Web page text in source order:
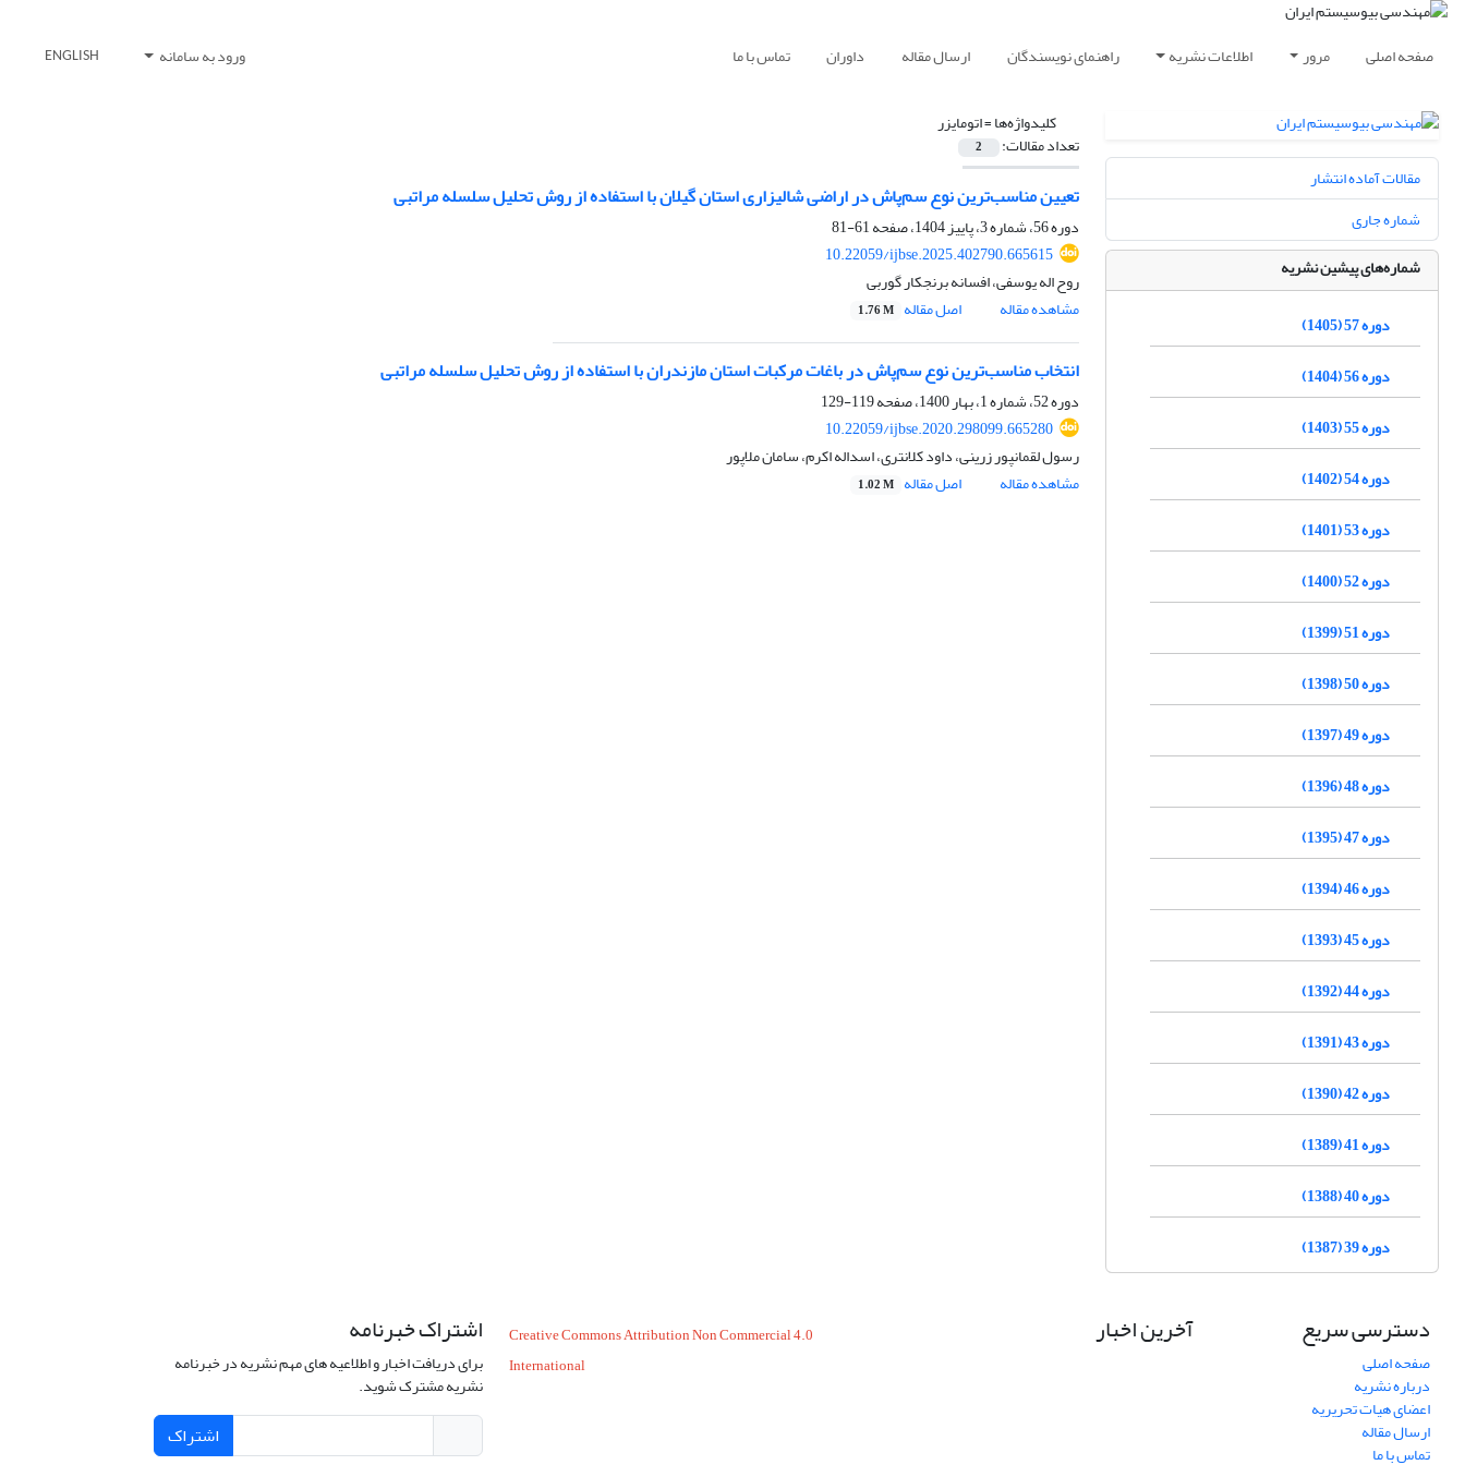
صفحه اصلی مرور اطلاعات نشریه راهنمای نویسندگان ارسال مقاله داوران تماس با ما ورود به سامانه ENGLISH
کلیدواژه‌ها =اتومایزر
تعداد مقالات: 2
تعیین مناسب‌ترین نوع سم‌پاش در اراضی شالیزاری استان گیلان با استفاده از روش تحلیل سلسله مراتبی
دوره 56، شماره 3، پاییز 1404، صفحه
61-81
10.22059/ijbse.2025.402790.665615
روح اله یوسفی، افسانه برنجکار گوربی
مشاهده مقاله
اصل مقاله 1.76 M
انتخاب مناسب‌ترین نوع سم‌پاش در باغات مرکبات استان مازندران با استفاده از روش تحلیل سلسله مراتبی
دوره 52، شماره 1، بهار 1400، صفحه
119-129
10.22059/ijbse.2020.298099.665280
رسول لقمانپور زرینی، داود کلانتری، اسداله اکرم، سامان ملاپور
مشاهده مقاله
اصل مقاله 1.02 M
مقالات آماده انتشار
شماره جاری
شماره‌های پیشین نشریه
دوره 57 (1405)
دوره 56 (1404)
دوره 55 (1403)
دوره 54 (1402)
دوره 53 (1401)
دوره 52 (1400)
دوره 51 (1399)
دوره 50 (1398)
دوره 49 (1397)
دوره 48 (1396)
دوره 47 (1395)
دوره 46 (1394)
دوره 45 (1393)
دوره 44 (1392)
دوره 43 (1391)
دوره 42 (1390)
دوره 41 (1389)
دوره 40 (1388)
دوره 39 (1387)
دسترسی سریع
صفحه اصلی
درباره نشریه
اعضای هیات تحریریه
ارسال مقاله
تماس با ما
آخرین اخبار
Creative Commons Attribution Non Commercial 4.0
International
اشتراک خبرنامه
برای دریافت اخبار و اطلاعیه های مهم نشریه در خبرنامه
نشریه مشترک شوید.
اشتراک